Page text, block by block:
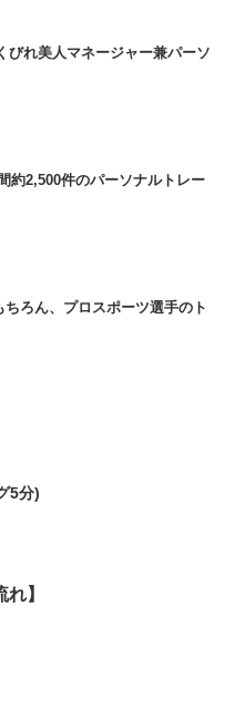
びれ美人マネージャー兼パーソ
約2,500件のパーソナルトレー
ろん、プロスポーツ選手のト
5分)
】